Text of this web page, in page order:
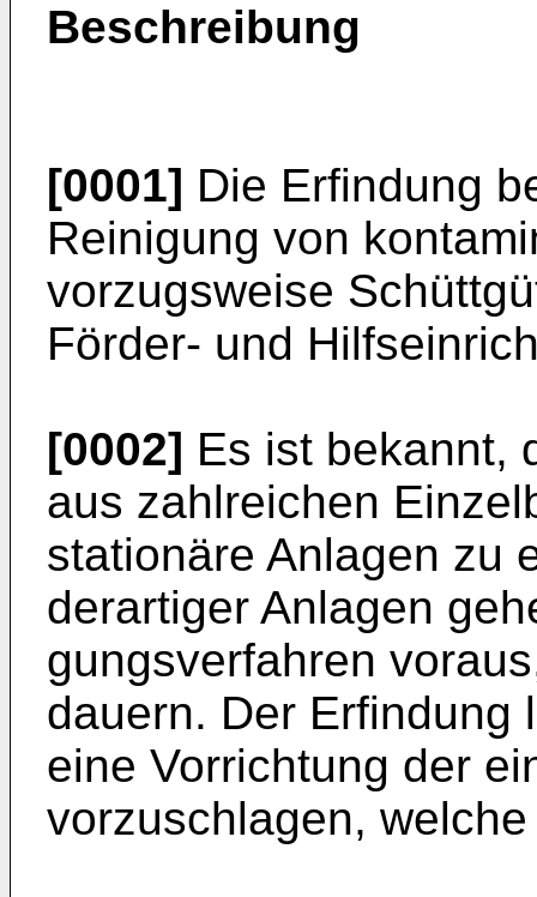
Beschreibung
[0001] Die Erfindung
Reinigung von
vorzugsweise
Förder- und
[0002] Es ist bekannt,
aus zahlreichen
stationäre Anlagen zu
derartiger Anlagen
gungsverfahren
dauern. Der Erfindung
eine Vorrichtung der
vorzuschlagen,